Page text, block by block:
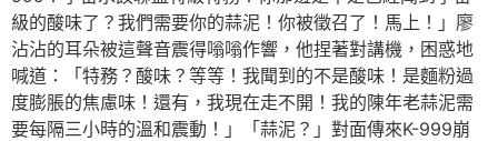
級的酸味了？我們需要你的蒜泥！你被徵召了！馬上！」廖
沾沾的耳朵被這聲音震得嗡嗡作響，他捏著對講機，困惑地
喊道：「特務？酸味？等等！我聞到的不是酸味！是麵粉過
度膨脹的焦慮味！還有，我現在走不開！我的陳年老蒜泥需
要每隔三小時的溫和震動！」「蒜泥？」對面傳來K-999崩